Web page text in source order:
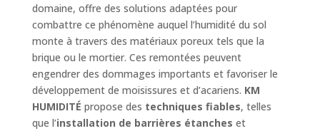
domaine, offre des solutions adaptées pour
combattre ce phénomène auquel l’humidité du sol
monte à travers des matériaux poreux tels que la
brique ou le mortier. Ces remontées peuvent
engendrer des dommages importants et favoriser le
développement de moisissures et d’acariens. KM
HUMIDITÉ propose des techniques fiables, telles
que l’installation de barrières étanches et